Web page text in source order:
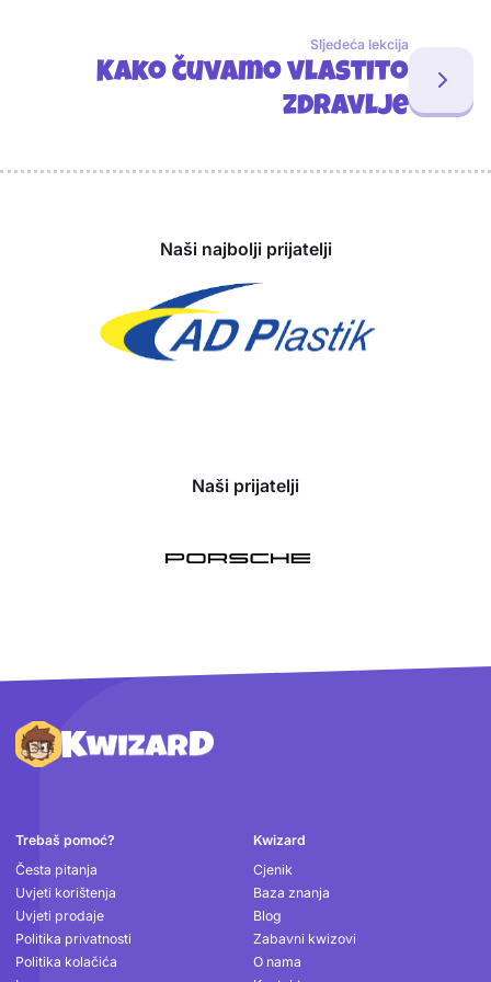
Sljedeća lekcija
Kako čuvamo vlastito
zdravlje
Naši najbolji prijatelji
Naši prijatelji
Podnožje
Trebaš pomoć?
Česta pitanja
Uvjeti korištenja
Uvjeti prodaje
Politika privatnosti
Politika kolačića
Kwizard
Cjenik
Baza znanja
Blog
Zabavni kwizovi
O nama